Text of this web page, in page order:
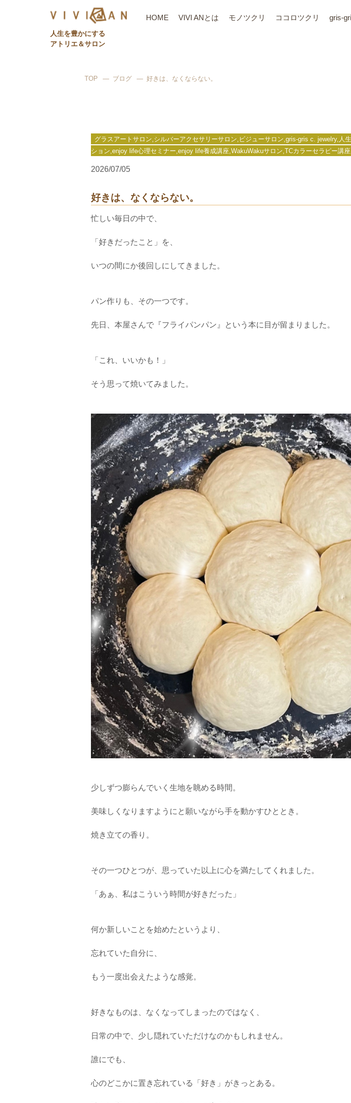
⼈⽣を豊かにする
アトリエ＆サロン
HOME VIVI ANとは モノツクリ ココロツクリ gris-
TOP ブログ 好きは、なくならない。
グラスアートサロン,シルバーアクセサリーサロン,ビジューサロン,gris-gris c. jewelry,人
ション,enjoy life心理セミナー,enjoy life養成講座,WakuWakuサロン,TCカラーセラピー講
2026/07/05
好きは、なくならない。
忙しい毎日の中で、
「好きだったこと」を、
いつの間にか後回しにしてきました。
パン作りも、その一つです。
先日、本屋さんで『フライパンパン』という本に目が留まりました。
「これ、いいかも！」
そう思って焼いてみました。
少しずつ膨らんでいく生地を眺める時間。
美味しくなりますようにと願いながら手を動かすひととき。
焼き立ての香り。
その一つひとつが、思っていた以上に心を満たしてくれました。
「あぁ、私はこういう時間が好きだった」
何か新しいことを始めたというより、
忘れていた自分に、
もう一度出会えたような感覚。
好きなものは、なくなってしまったのではなく、
日常の中で、少し隠れていただけなのかもしれません。
誰にでも、
心のどこかに置き忘れている「好き」がきっとある。